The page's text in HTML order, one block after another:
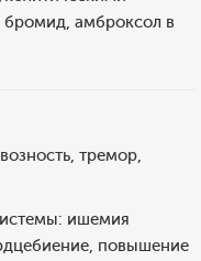
амброксол в
тремор,
ишемия
повышение